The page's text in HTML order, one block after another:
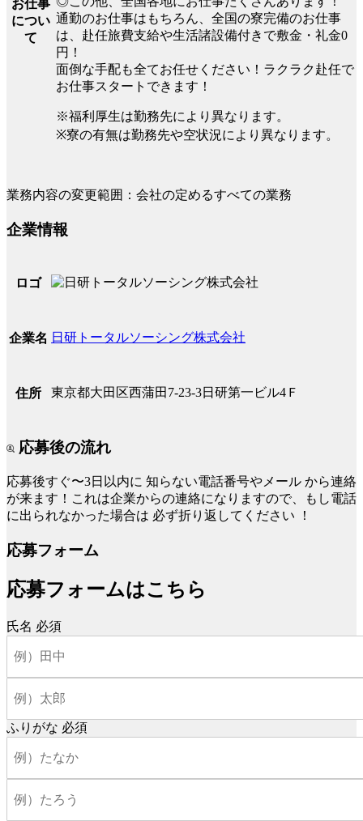
お仕事
につい
て
通勤のお仕事はもちろん、全国の寮完備のお仕事
は、赴任旅費支給や生活諸設備付きで敷金・礼金0
円！
面倒な手配も全てお任せください！ラクラク赴任で
お仕事スタートできます！
※福利厚生は勤務先により異なります。
※寮の有無は勤務先や空状況により異なります。
業務内容の変更範囲：会社の定めるすべての業務
企業情報
ロゴ
企業名 日研トータルソーシング株式会社
住所 東京都大田区西蒲田7-23-3日研第一ビル4Ｆ
応募後の流れ
応募後すぐ〜3日以内に 知らない電話番号やメール から連絡
が来ます！これは企業からの連絡になりますので、もし電話
に出られなかった場合は 必ず折り返してください ！
応募フォーム
応募フォームはこちら
氏名 必須
ふりがな 必須